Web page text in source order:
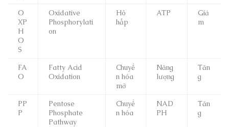
O
XP
H
O
S
Oxidative
Phosphorylati
on
Hô
hấp
ATP
Giả
m
FA
O
Fatty Acid
Oxidation
Chuyể
n hóa
mỡ
Năng
lượng
Tăn
g
PP
P
Pentose
Phosphate
Pathway
Chuyể
n hóa
NAD
PH
Tăn
g